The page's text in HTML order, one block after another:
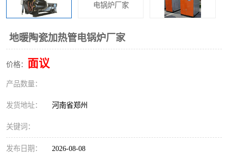
地暖陶瓷加热管电锅炉厂家
价格： 面议
产品数量：
发货地址： 河南省郑州
关键词：
发布日期： 2026-08-08